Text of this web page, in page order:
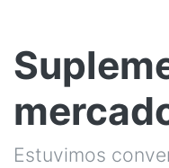
Estuvimos